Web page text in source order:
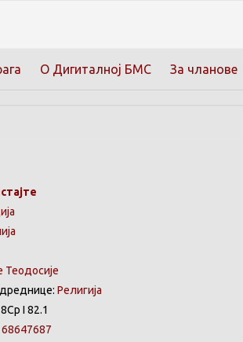
О Дигиталној БМС За чланове
Теодосије
Религија
I 82.1
68647687